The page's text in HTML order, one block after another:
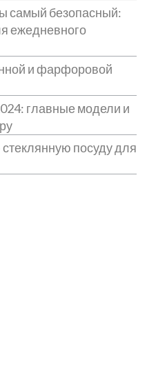
самый безопасный:
ежедневного
и фарфоровой
главные модели и
посуду для